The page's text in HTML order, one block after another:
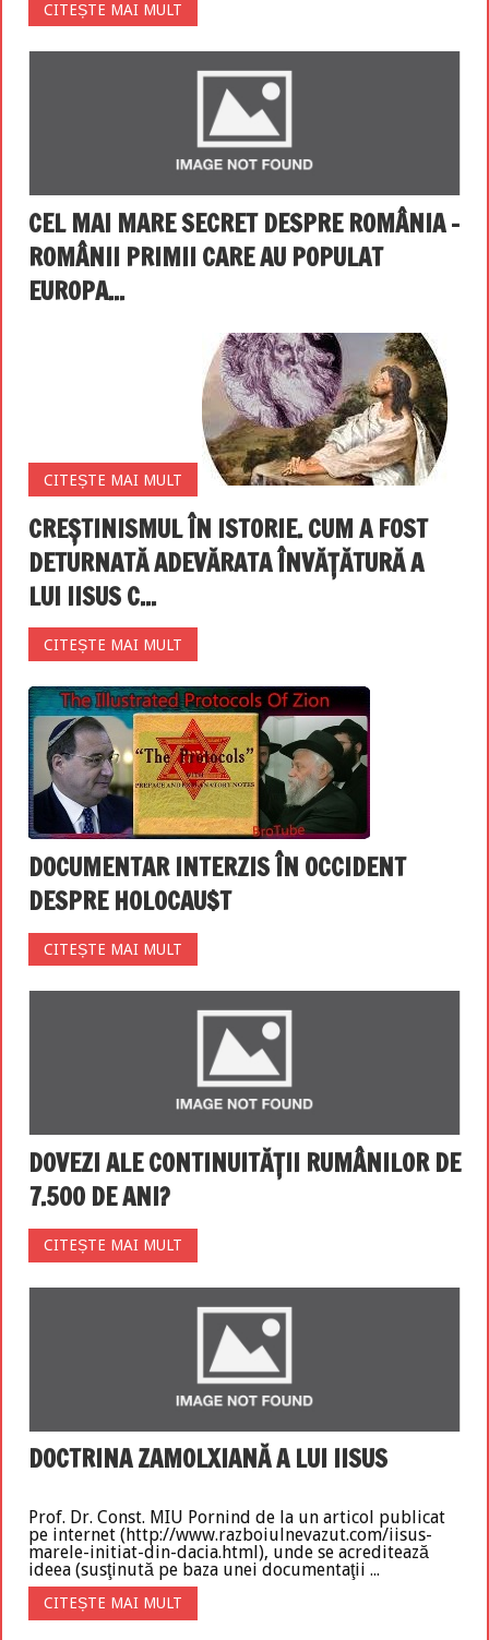
CITEȘTE MAI MULT
CEL MAI MARE SECRET DESPRE ROMÂNIA –
ROMÂNII PRIMII CARE AU POPULAT
EUROPA...
CITEȘTE MAI MULT
CREȘTINISMUL ÎN ISTORIE. CUM A FOST
DETURNATĂ ADEVĂRATA ÎNVĂȚĂTURĂ A
LUI IISUS C...
CITEȘTE MAI MULT
DOCUMENTAR INTERZIS ÎN OCCIDENT
DESPRE H0L0CAU$T
CITEȘTE MAI MULT
DOVEZI ALE CONTINUITĂȚII RUMÂNILOR DE
7.500 DE ANI?
CITEȘTE MAI MULT
DOCTRINA ZAMOLXIANĂ A LUI IISUS
Prof. Dr. Const. MIU Pornind de la un articol publicat
pe internet (http://www.razboiulnevazut.com/iisus-
marele-initiat-din-dacia.html), unde se acreditează
ideea (susţinută pe baza unei documentaţii ...
CITEȘTE MAI MULT